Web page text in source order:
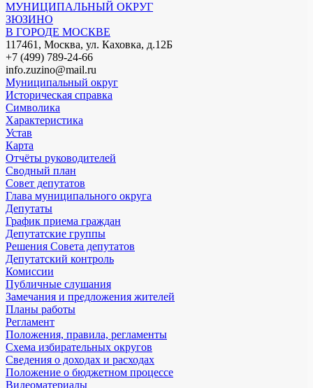
МУНИЦИПАЛЬНЫЙ ОКРУГ
ЗЮЗИНО
В ГОРОДЕ МОСКВЕ
117461, Москва, ул. Каховка, д.12Б
+7 (499) 789-24-66
info.zuzino@mail.ru
Муниципальный округ
Историческая справка
Символика
Характеристика
Устав
Карта
Отчёты руководителей
Сводный план
Совет депутатов
Глава муниципального округа
Депутаты
График приема граждан
Депутатские группы
Решения Совета депутатов
Депутатский контроль
Комиссии
Публичные слушания
Замечания и предложения жителей
Планы работы
Регламент
Положения, правила, регламенты
Схема избирательных округов
Сведения о доходах и расходах
Положение о бюджетном процессе
Видеоматериалы